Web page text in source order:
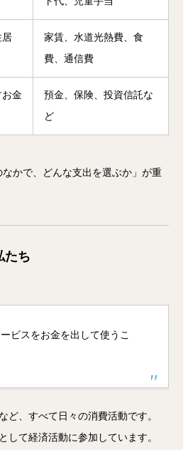
居
家賃、水道光熱費、食
費、通信費
金
預金、保険、投資信託な
ど
かで、どんな支出を選ぶか」が重
たち
ビスをお金を出して使うこ
ど、すべて日々の消費活動です。
して経済活動に参加しています。